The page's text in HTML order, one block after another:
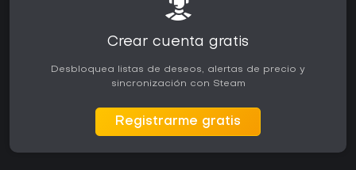
Crear cuenta gratis
Desbloquea listas de deseos, alertas de precio y
sincronización con Steam
Registrarme gratis